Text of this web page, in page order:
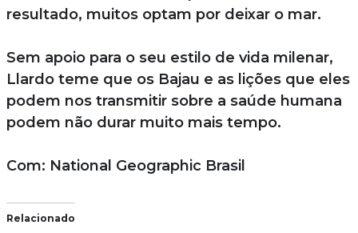
resultado, muitos optam por deixar o mar.
Sem apoio para o seu estilo de vida milenar,
Llardo teme que os Bajau e as lições que eles
podem nos transmitir sobre a saúde humana
podem não durar muito mais tempo.
Com: National Geographic Brasil
Relacionado